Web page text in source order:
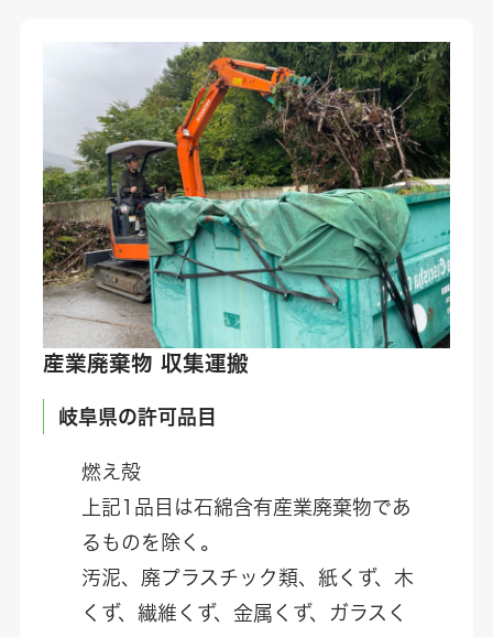
産業廃棄物 収集運搬
岐阜県の許可品目
燃え殻
上記1品目は石綿含有産業廃棄物であ
るものを除く。
汚泥、廃プラスチック類、紙くず、木
くず、繊維くず、金属くず、ガラスく